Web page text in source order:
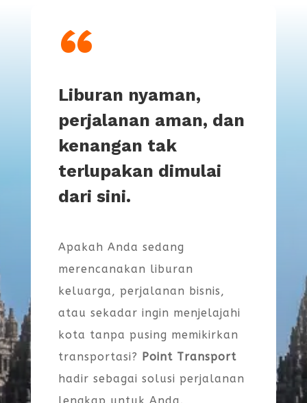
“
Liburan nyaman,
perjalanan aman, dan
kenangan tak
terlupakan dimulai
dari sini.
Apakah Anda sedang
merencanakan liburan
keluarga, perjalanan bisnis,
atau sekadar ingin menjelajahi
kota tanpa pusing memikirkan
transportasi? Point Transport
hadir sebagai solusi perjalanan